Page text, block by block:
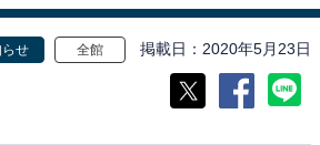
らせ 全館 掲載日 2020年5月23日